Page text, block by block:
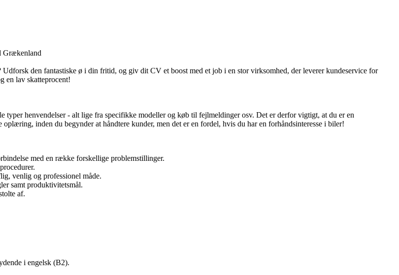
Grækenland
den fantastiske ø i din fritid, og giv dit CV et boost med et job i en stor virksomhed, der leverer kundeservice for
en lav skatteprocent!
henvendelser - alt lige fra specifikke modeller og køb til fejlmeldinger osv. Det er derfor vigtigt, at du er en
inden du begynder at håndtere kunder, men det er en fordel, hvis du har en forhåndsinteresse i biler!
med en række forskellige problemstillinger.
venlig og professionel måde.
samt produktivitetsmål.
af.
i engelsk (B2).